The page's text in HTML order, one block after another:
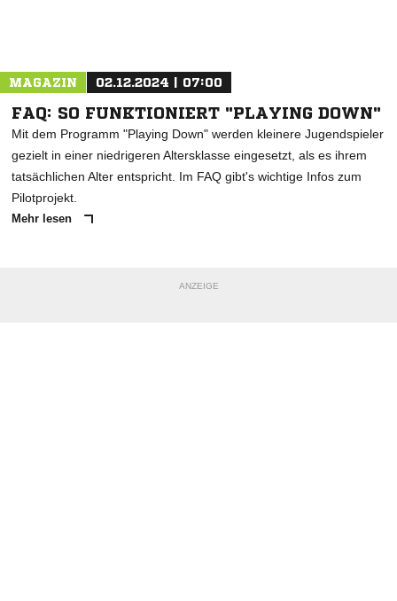
MAGAZIN 02.12.2024 | 07:00
FAQ: SO FUNKTIONIERT "PLAYING DOWN"
Mit dem Programm "Playing Down" werden kleinere Jugendspieler
gezielt in einer niedrigeren Altersklasse eingesetzt, als es ihrem
tatsächlichen Alter entspricht. Im FAQ gibt's wichtige Infos zum
Pilotprojekt.
Mehr lesen
ANZEIGE